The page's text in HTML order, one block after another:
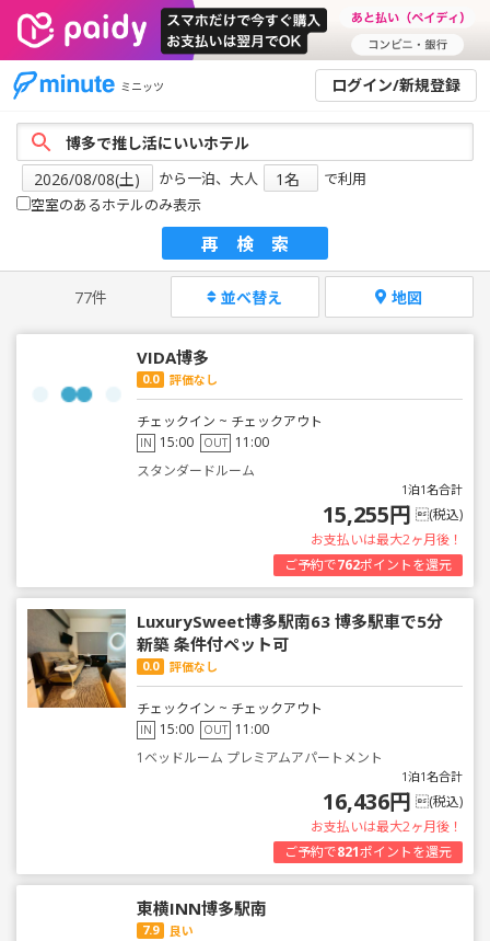
ミニッツ ログイン/新規登録
から一泊、大人
で利用
空室のあるホテルのみ表示
再検索
77件 並べ替え 地図
VIDA博多
0.0 評価なし
チェックイン ~ チェックアウト
IN 15:00 OUT 11:00
スタンダードルーム
1泊1名合計
15,255円 (税込)
お支払いは最大2ヶ月後！
ご予約で762ポイントを還元
LuxurySweet博多駅南63 博多駅車で5分
新築 条件付ペット可
0.0 評価なし
チェックイン ~ チェックアウト
IN 15:00 OUT 11:00
1ベッドルーム プレミアムアパートメント
1泊1名合計
16,436円 (税込)
お支払いは最大2ヶ月後！
ご予約で821ポイントを還元
東横INN博多駅南
7.9 良い